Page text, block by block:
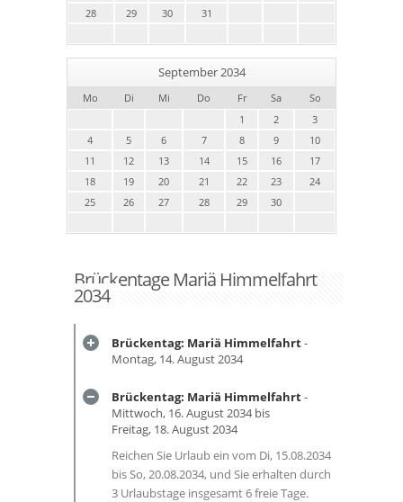
28
29 30 31
September 2034
Mo Di Mi Do Fr Sa
So
1
2
3
4
5 6 7 8 9
10
11
12 13 14 15 16
17
18
19 20 21 22 23
24
25
26 27 28 29 30
Brückentage Mariä Himmelfahrt
2034
Brückentag: Mariä Himmelfahrt-
Montag, 14. August 2034
Brückentag: Mariä Himmelfahrt-
Mittwoch, 16. August 2034 bis
Freitag, 18. August 2034
Reichen Sie Urlaub ein vom Di, 15.08.2034
bis So, 20.08.2034, und Sie erhalten durch
3 Urlaubstage insgesamt 6 freie Tage.